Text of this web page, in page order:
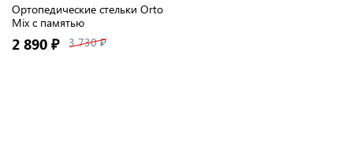
Ортопедические стельки Orto
Mix с памятью
2 890 ₽ 3 730 ₽